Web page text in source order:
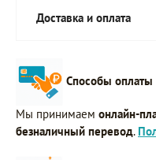
Доставка и оплата
Способы оплаты
Мы принимаем онлайн-
безналичный перевод.